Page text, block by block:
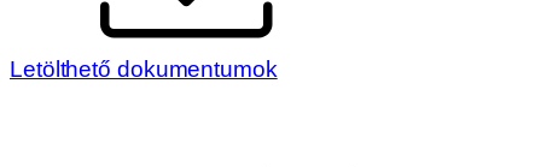
Letölthető dokumentumok